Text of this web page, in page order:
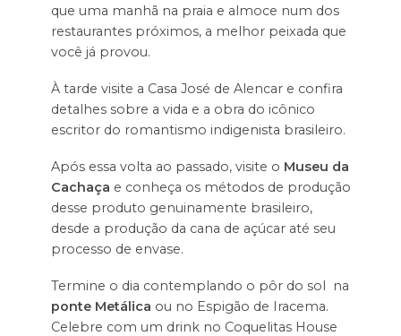
que uma manhã na praia e almoce num dos
restaurantes próximos, a melhor peixada que
você já provou.
À tarde visite a Casa José de Alencar e confira
detalhes sobre a vida e a obra do icônico
escritor do romantismo indigenista brasileiro.
Após essa volta ao passado, visite o Museu da
Cachaça e conheça os métodos de produção
desse produto genuinamente brasileiro,
desde a produção da cana de açúcar até seu
processo de envase.
Termine o dia contemplando o pôr do sol na
ponte Metálica ou no Espigão de Iracema.
Celebre com um drink no Coquelitas House